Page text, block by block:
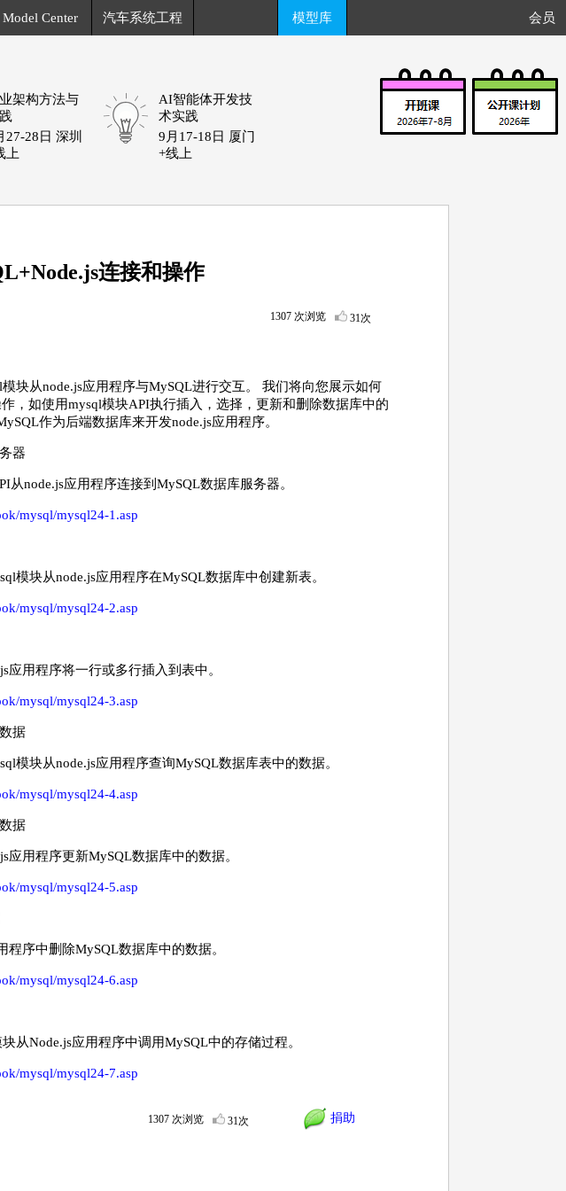
Model Center 汽车系统工程 模型库 会员
架构方法与
27-28日 深圳
上
AI智能体开发技
术实践
9月17-18日 厦门
+线上
连接和操作
1307 次浏览 31次
块从node.js应用程序与MySQL进行交互。 我们将向您展示如何
，如使用mysql模块API执行插入，选择，更新和删除数据库中的
作为后端数据库来开发node.js应用程序。
器
node.js应用程序连接到MySQL数据库服务器。
mysql/mysql24-1.asp
模块从node.js应用程序在MySQL数据库中创建新表。
mysql/mysql24-2.asp
用程序将一行或多行插入到表中。
mysql/mysql24-3.asp
据
模块从node.js应用程序查询MySQL数据库表中的数据。
mysql/mysql24-4.asp
据
用程序更新MySQL数据库中的数据。
mysql/mysql24-5.asp
序中删除MySQL数据库中的数据。
mysql/mysql24-6.asp
从Node.js应用程序中调用MySQL中的存储过程。
mysql/mysql24-7.asp
1307 次浏览 31次 捐助